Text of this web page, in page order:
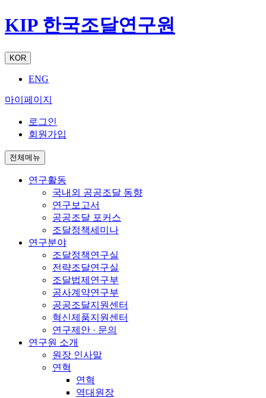
KIP 한국조달연구원
KOR
ENG
마이페이지
로그인
회원가입
전체메뉴
연구활동
국내외 공공조달 동향
연구보고서
공공조달 포커스
조달정책세미나
연구분야
조달정책연구실
전략조달연구실
조달법제연구부
공사계약연구부
공공조달지원센터
혁신제품지원센터
연구제안 · 문의
연구원 소개
원장 인사말
연혁
연혁
역대원장